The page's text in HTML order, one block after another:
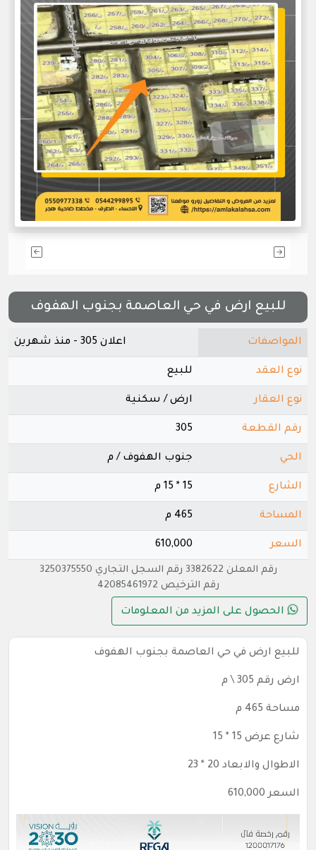
للبيع ارض في حي العاصمة بجنوب الهفوف
المواصفات اعلان 305 - منذ شهرين
نوع العقد للبيع
نوع العقار ارض / سكنية
رقم القطعة 305
الحي جنوب الهفوف / م
الشارع 15 * 15 م
المساحة 465 م
السعر 610,000
رقم المعلن 3382622 رقم السجل التجاري 3250375550
رقم الترخيص 42085461972
الحصول على المزيد من المعلومات
للبيع ارض في حي العاصمة بجنوب الهفوف
ارض رقم 305 \ م
مساحة 465 م
شارع عرض 15 * 15
الاطوال والابعاد 20 * 23
السعر 610,000